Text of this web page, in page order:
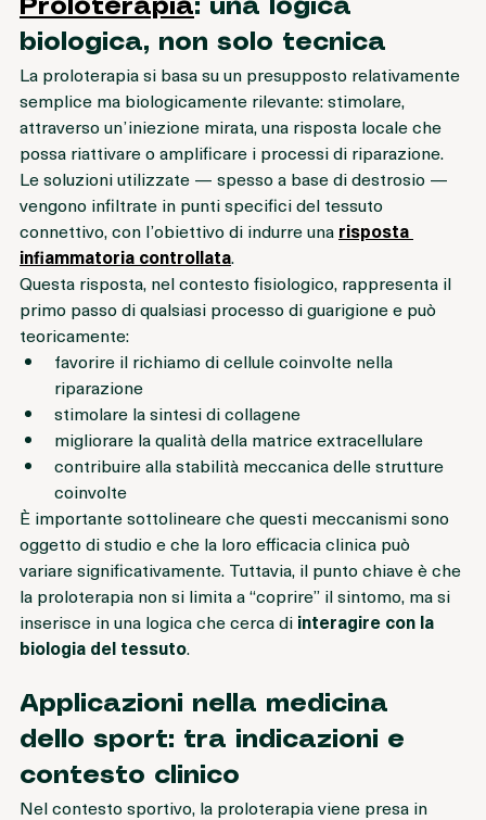
Proloterapia: una logica
biologica, non solo tecnica
La proloterapia si basa su un presupposto relativamente
semplice ma biologicamente rilevante: stimolare,
attraverso un’iniezione mirata, una risposta locale che
possa riattivare o amplificare i processi di riparazione.
Le soluzioni utilizzate — spesso a base di destrosio —
vengono infiltrate in punti specifici del tessuto
connettivo, con l’obiettivo di indurre una
infiammatoria controllata.
Questa risposta, nel contesto fisiologico, rappresenta il
primo passo di qualsiasi processo di guarigione e può
teoricamente:
favorire il richiamo di cellule coinvolte nella
riparazione
stimolare la sintesi di collagene
migliorare la qualità della matrice extracellulare
contribuire alla stabilità meccanica delle strutture
coinvolte
È importante sottolineare che questi meccanismi sono
oggetto di studio e che la loro efficacia clinica può
variare significativamente. Tuttavia, il punto chiave è che
la proloterapia non si limita a “coprire” il sintomo, ma si
inserisce in una logica che cerca di
Applicazioni nella medicina
dello sport: tra indicazioni e
contesto clinico